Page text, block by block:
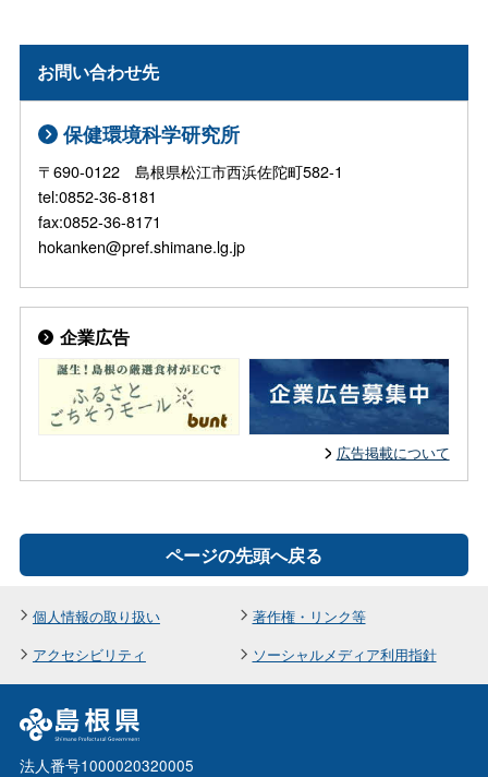
お問い合わせ先
保健環境科学研究所
〒690-0122 島根県松江市西浜佐陀町582-1
tel:0852-36-8181
fax:0852-36-8171
hokanken@pref.shimane.lg.jp
企業広告
広告掲載について
ページの先頭へ戻る
個人情報の取り扱い
著作権・リンク等
アクセシビリティ
ソーシャルメディア利用指針
法人番号1000020320005